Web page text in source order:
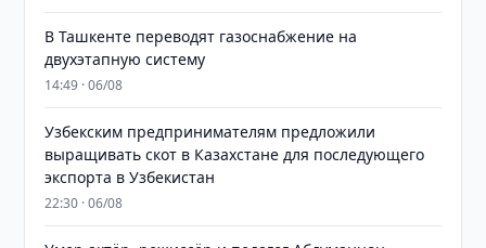
В Ташкенте переводят газоснабжение на
двухэтапную систему
14:49 · 06/08
Узбекским предпринимателям предложили
выращивать скот в Казахстане для последующего
экспорта в Узбекистан
22:30 · 06/08